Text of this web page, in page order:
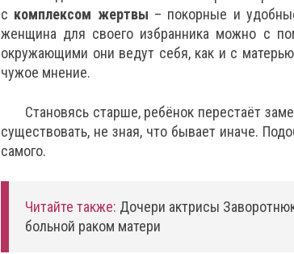
с комплексом жертвы – покорные и
женщина для своего избранника можно с
окружающими они ведут себя, как и с
чужое мнение.
Становясь старше, ребёнок перестаёт
существовать, не зная, что бывает иначе.
самого.
Читайте также: Дочери актрисы
больной раком матери